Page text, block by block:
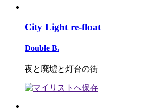
City Light re-float
Double B.
夜と廃墟と灯台の街